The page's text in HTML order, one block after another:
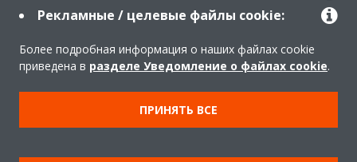
Продукты
Copyright © Daikin
Правила
Использование cookie
Конфиденциальность данных
Корпоративная этика
Рекламные / целевые файлы cookie:
Более подробная информация о наших файлах cookie
приведена в разделе Уведомление о файлах cookie.
ПРИНЯТЬ ВСЕ